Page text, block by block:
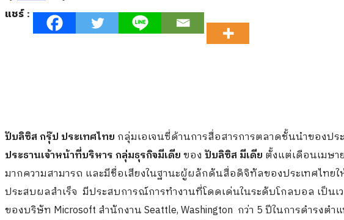
แชร์ :
ปับลิซิส กรุ๊ป ประเทศไทย กลุ่มเอเจนซี่ด้านการสื่อสารการตลาดชั้นนำของป
ประธานเจ้าหน้าที่บริหาร กลุ่มธุรกิจมีเดียของ ปับลิซิส มีเดีย ตั้งแต่เดือนเมษ
มากความสามารถ และมีชื่อเสียงในฐานะผู้ผลักดันสื่อดิจิทัลของประเทศไทย
ประสบผลสำเร็จ มีประสบการณ์การทำงานที่โดดเด่นในระดับโกลบอล เป็นเ
ของบริษัท Microsoft สำนักงาน Seattle, Washington กว่า 5 ปีในการดำรงตำ